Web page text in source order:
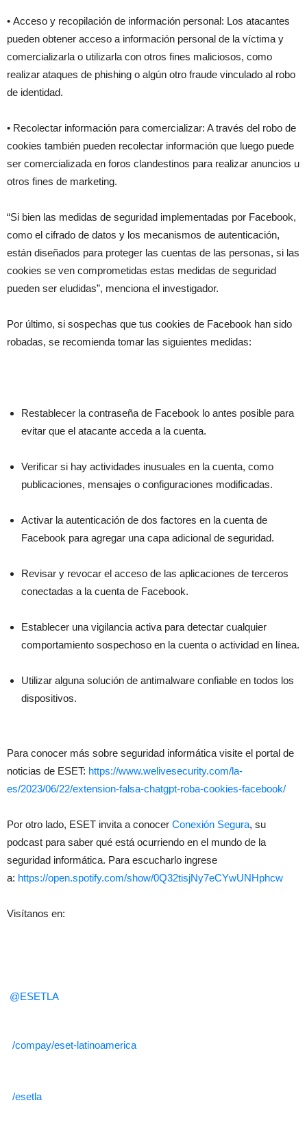
• Acceso y recopilación de información personal: Los atacantes
pueden obtener acceso a información personal de la víctima y
comercializarla o utilizarla con otros fines maliciosos, como
realizar ataques de phishing o algún otro fraude vinculado al robo
de identidad.
• Recolectar información para comercializar: A través del robo de
cookies también pueden recolectar información que luego puede
ser comercializada en foros clandestinos para realizar anuncios u
otros fines de marketing.
“Si bien las medidas de seguridad implementadas por Facebook,
como el cifrado de datos y los mecanismos de autenticación,
están diseñados para proteger las cuentas de las personas, si las
cookies se ven comprometidas estas medidas de seguridad
pueden ser eludidas”, menciona el investigador.
Por último, si sospechas que tus cookies de Facebook han sido
robadas, se recomienda tomar las siguientes medidas:
Restablecer la contraseña de Facebook lo antes posible para
evitar que el atacante acceda a la cuenta.
Verificar si hay actividades inusuales en la cuenta, como
publicaciones, mensajes o configuraciones modificadas.
Activar la autenticación de dos factores en la cuenta de
Facebook para agregar una capa adicional de seguridad.
Revisar y revocar el acceso de las aplicaciones de terceros
conectadas a la cuenta de Facebook.
Establecer una vigilancia activa para detectar cualquier
comportamiento sospechoso en la cuenta o actividad en línea.
Utilizar alguna solución de antimalware confiable en todos los
dispositivos.
Para conocer más sobre seguridad informática visite el portal de
noticias de ESET: https://www.welivesecurity.com/la-
es/2023/06/22/extension-falsa-chatgpt-roba-cookies-facebook/
Por otro lado, ESET invita a conocer Conexión Segura, su
podcast para saber qué está ocurriendo en el mundo de la
seguridad informática. Para escucharlo ingrese
a: https://open.spotify.com/show/0Q32tisjNy7eCYwUNHphcw
Visítanos en:
@ESETLA
/compay/eset-latinoamerica
/esetla